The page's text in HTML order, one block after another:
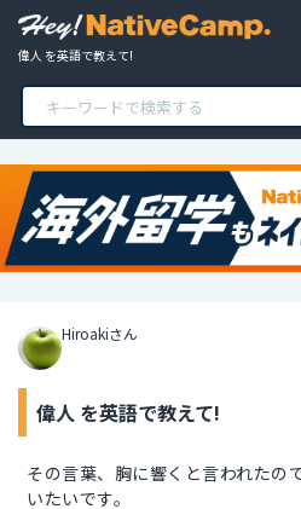
偉人 を英語で教えて!
Hiroakiさん
偉人 を英語で教えて!
その言葉、胸に響くと言われたの
いたいです。